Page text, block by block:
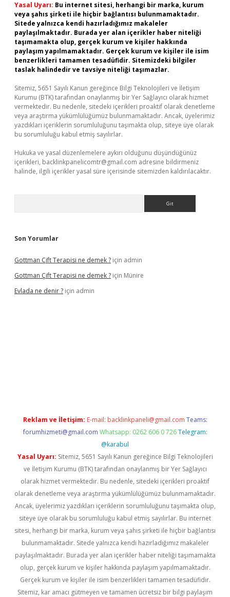
Yasal Uyarı: Bu internet sitesi, herhangi bir marka, kurum
veya şahıs şirketi ile hiçbir bağlantısı bulunmamaktadır.
Sitede yalnızca kendi hazırladığımız makaleler
paylaşılmaktadır. Burada yer alan içerikler haber niteliği
taşımamakta olup, gerçek kurum ve kişiler hakkında
paylaşım yapılmamaktadır. Gerçek kurum ve kişiler ile isim
benzerlikleri tamamen tesadüfidir. Sitemizdeki bilgiler
taslak halindedir ve tavsiye niteliği taşımazlar.
Sitemiz, 5651 Sayılı Kanun gereğince Bilgi Teknolojileri ve İletişim
Kurumu (BTK) tarafından onaylanmış bir Yer Sağlayıcı olarak hizmet
vermektedir. Bu nedenle, sitedeki içerikleri proaktif olarak denetleme
veya araştırma yükümlülüğümüz bulunmamaktadır. Ancak, üyelerimiz
yazdıkları içeriklerin sorumluluğunu taşımakta olup, siteye üye olarak
bu sorumluluğu kabul etmiş sayılırlar.
Hukuka ve yasal düzenlemelere aykırı olduğunu düşündüğünüz
içerikleri, backlinkpanelicomtr@gmail.com adresine bildirmeniz
halinde, ilgili içerikler yasal süre içerisinde sitemizden kaldırılacaktır.
Son Yorumlar
Gottman Çift Terapisi ne demek ? için admin
Gottman Çift Terapisi ne demek ? için Münire
Evlada ne denir ? için admin
Reklam ve İletişim: E-mail: backlinkpaneli@gmail.com Teams:
forumhizmeti@gmail.com Whatsapp: 0262 606 0 726 Telegram:
@karabul
Yasal Uyarı: Sitemiz, 5651 Sayılı Kanun gereğince Bilgi Teknolojileri
ve İletişim Kurumu (BTK) tarafından onaylanmış bir Yer Sağlayıcı
olarak hizmet vermektedir. Bu nedenle, sitedeki içerikleri proaktif
olarak denetleme veya araştırma yükümlülüğümüz bulunmamaktadır.
Ancak, üyelerimiz yazdıkları içeriklerin sorumluluğunu taşımakta olup,
siteye üye olarak bu sorumluluğu kabul etmiş sayılırlar. Bu internet
sitesi, herhangi bir marka, kurum veya şahıs şirketi ile hiçbir bağlantısı
bulunmamaktadır. Sitede yalnızca kendi hazırladığımız makaleler
paylaşılmaktadır. Burada yer alan içerikler haber niteliği taşımamakta
olup, gerçek kurum ve kişiler hakkında paylaşım yapılmamaktadır.
Gerçek kurum ve kişiler ile isim benzerlikleri tamamen tesadüfidir.
Sitemiz, kar amacı gütmeyen ve tamamen ücretsiz bir bilgi paylaşım